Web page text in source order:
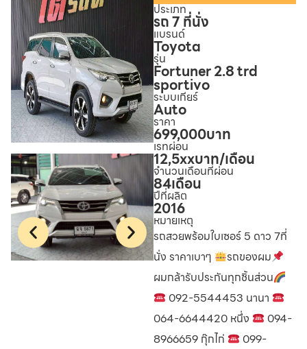
ประเภท
รถ 7 ที่นั่ง
แบรนด์
Toyota
รุ่น
Fortuner 2.8 trd
sportivo
ระบบเกียร์
Auto
ราคา
699,000บาท
เรทผ่อน
12,5xxบาท/เดือน
จำนวนเดือนที่ผ่อน
84เดือน
ปีที่ผลิต
2016
หมายเหตุ
รถสวยพร้อมใบเซอร์ 5 ดาว 7ที่
นั่ง ราคาเบาๆ
รถของผม
ผมกล้ารับประกันทุกชิ้นส่วน
092-5544453 นานา
064-6644420 หนึ่ง
094-
8966659 กุ๊กไก่
099-